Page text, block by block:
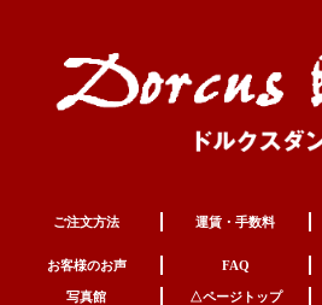
ご注文方法 運賃・手数料
お客様のお声 FAQ
写真館 △ページトップ